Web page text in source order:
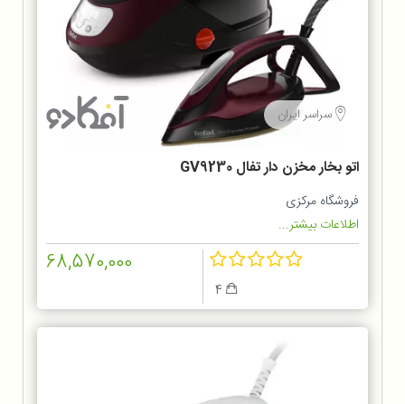
سراسر ایران
اتو بخار مخزن دار تفال GV9230
فروشگاه مرکزی
اطلاعات بیشتر...
68,570,000